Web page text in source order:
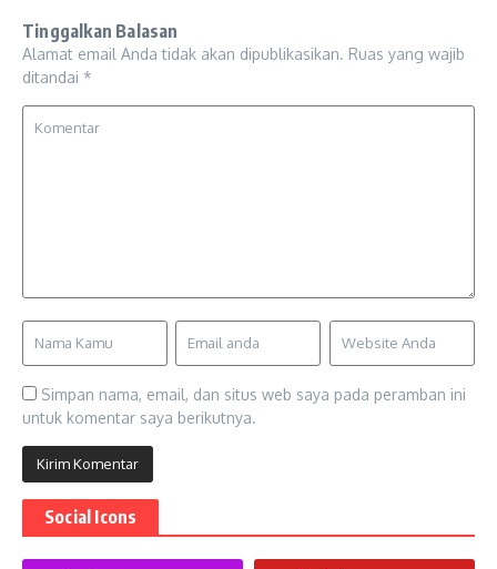
Tinggalkan Balasan
Alamat email Anda tidak akan dipublikasikan. Ruas yang wajib
ditandai *
Simpan nama, email, dan situs web saya pada peramban ini
untuk komentar saya berikutnya.
Social Icons